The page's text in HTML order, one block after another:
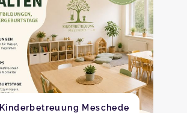
Kinderbetreuung Meschede